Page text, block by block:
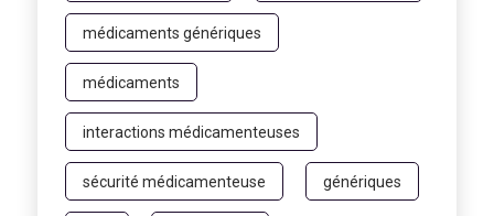
médicaments génériques
médicaments
interactions médicamenteuses
sécurité médicamenteuse génériques